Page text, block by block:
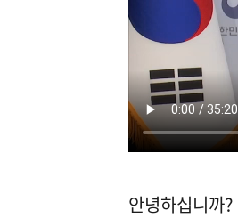
안녕하십니까